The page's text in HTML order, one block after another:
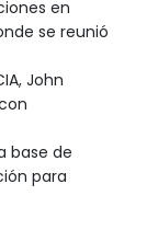
en
se reunió
John
base de
para